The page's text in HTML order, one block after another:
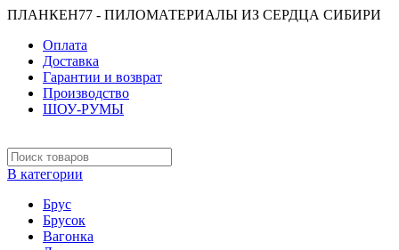
ПЛАНКЕН77 - ПИЛОМАТЕРИАЛЫ ИЗ СЕРДЦА СИБИРИ
Оплата
Доставка
Гарантии и возврат
Производство
ШОУ-РУМЫ
В категории
Брус
Брусок
Вагонка